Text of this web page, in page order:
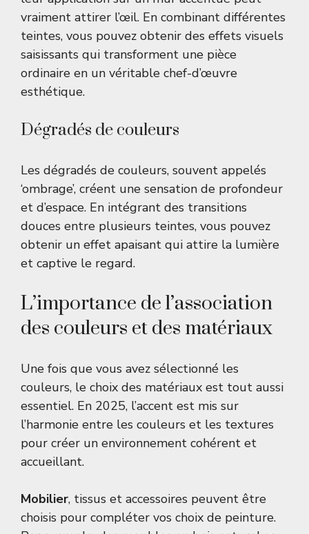
vraiment attirer l’œil. En combinant différentes
teintes, vous pouvez obtenir des effets visuels
saisissants qui transforment une pièce
ordinaire en un véritable chef-d’œuvre
esthétique.
Dégradés de couleurs
Les dégradés de couleurs, souvent appelés
‘ombrage’, créent une sensation de profondeur
et d’espace. En intégrant des transitions
douces entre plusieurs teintes, vous pouvez
obtenir un effet apaisant qui attire la lumière
et captive le regard.
L’importance de l’association
des couleurs et des matériaux
Une fois que vous avez sélectionné les
couleurs, le choix des matériaux est tout aussi
essentiel. En 2025, l’accent est mis sur
l’harmonie entre les couleurs et les textures
pour créer un environnement cohérent et
accueillant.
Mobilier, tissus et accessoires peuvent être
choisis pour compléter vos choix de peinture.